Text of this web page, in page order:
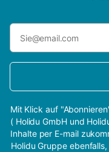
Mit Klick auf
( Holidu GmbH und
Inhalte per E-mail
Holidu Gruppe